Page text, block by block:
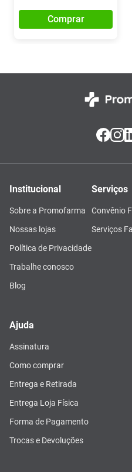
Comprar
Institucional
Sobre a Promofarma
Nossas lojas
Política de Privacidade
Trabalhe conosco
Blog
Serviços
Convênio
Serviços
Ajuda
Assinatura
Como comprar
Entrega e Retirada
Entrega Loja Física
Forma de Pagamento
Trocas e Devoluções